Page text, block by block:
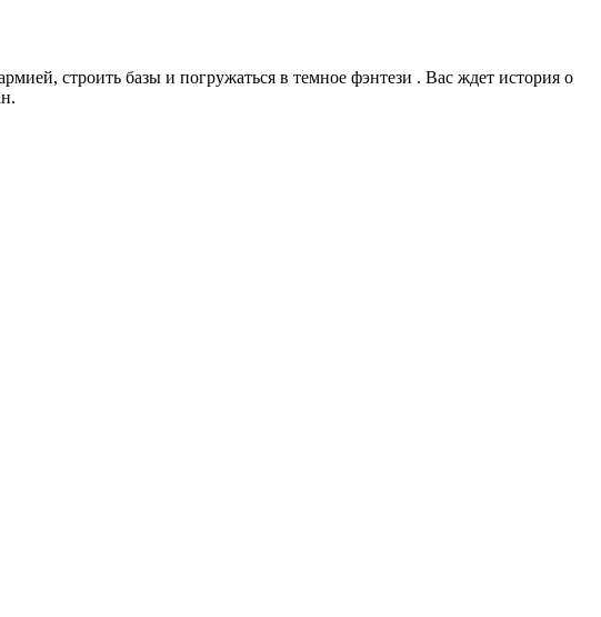
строить базы и погружаться в темное фэнтези . Вас ждет история о